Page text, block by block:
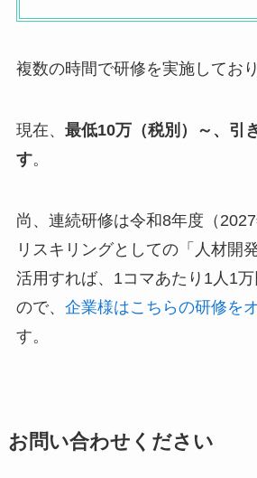
複数の時間で研修を実施しており
現在、 最低10万（税別）～、引
す。
尚、連続研修は令和8年度（2027
リスキリングとしての「人材開
活用すれば、1コマあたり1人1
ので、 企業様はこちらの研修を
す。
お問い合わせください